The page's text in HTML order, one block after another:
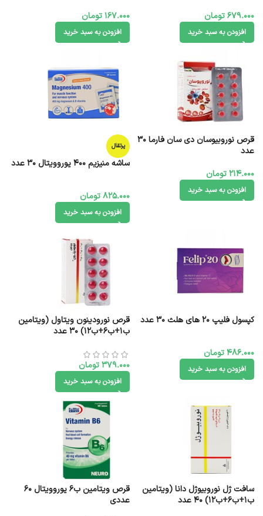
679.000تومان
افزودن به سبد خرید
167.000تومان
افزودن به سبد خرید
قرص نوروبیوسان دی سان فارما 30
عدد
214.000تومان
افزودن به سبد خرید
پرتقال
ساشه منیزیم 400 یوروویتال 30 عدد
825.000تومان
افزودن به سبد خرید
کپسول فلیپ 20 های هلث 30 عدد
486.000تومان
افزودن به سبد خرید
قرص نورودینون ویتاول (ویتامین
ب۱+ب۶+ب۱۲) ۳۰ عدد
379.000تومان
افزودن به سبد خرید
سافت ژل نوروبیوژل دانا (ویتامین
ب۱+ب۶+ب۱۲) ۴۰ عدد
قرص ویتامین ب6 یوروویتال 60
عددی